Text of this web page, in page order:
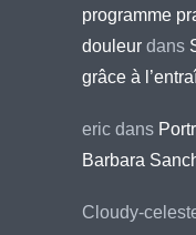
programme
douleur dans
grâce à
eric dans
Barbara
Cloudy-